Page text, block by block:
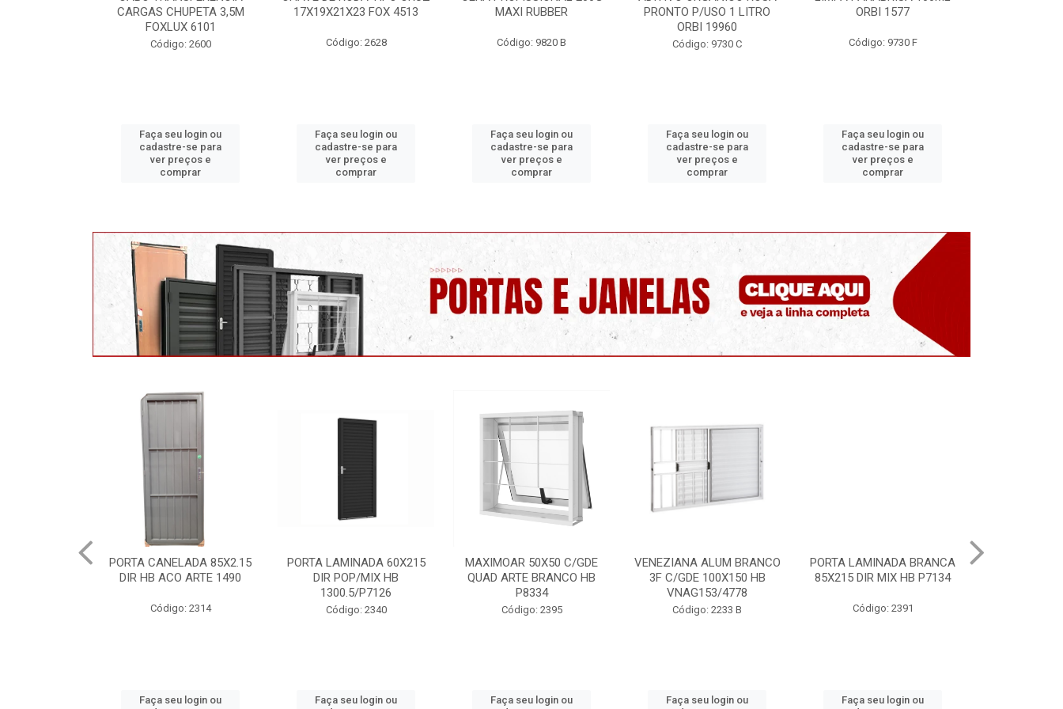
17X19X21X23 FOX 4513
Código: 2628
Faça seu login ou
cadastre-se para
ver preços e
comprar
MAXI RUBBER
Código: 9820 B
Faça seu login ou
cadastre-se para
ver preços e
comprar
PRONTO P/USO 1 LITRO
Código: 9730 C
Faça seu login ou
cadastre-se para
ver preços e
comprar
ORBI 1577
Código: 9730 F
Faça seu login ou
cadastre-se para
ver preços e
comprar
ORBI 246
Código: 9730 E
Faça seu login ou
cadastre-se para
ver preços e
comprar
PORTA CANELADA 85X2.15
DIR HB ACO ARTE 1490
Código: 2314
Faça seu login ou
PORTA LAMINADA 60X215
DIR POP/MIX HB
1300.5/P7126
Código: 2340
Faça seu login ou
MAXIMOAR 50X50 C/GDE
QUAD ARTE BRANCO HB
P8334
Código: 2395
Faça seu login ou
VENEZIANA ALUM BRANCO
3F C/GDE 100X150 HB
VNAG153/4778
Código: 2233 B
Faça seu login ou
PORTA LAMINADA BRANCA
85X215 DIR MIX HB P7134
Código: 2391
Faça seu login ou